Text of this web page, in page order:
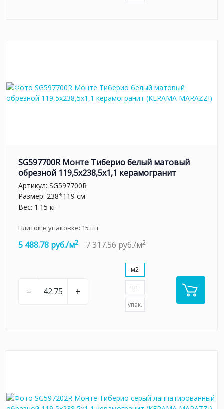
SG597700R Монте Тиберио белый матовый
обрезной 119,5x238,5x1,1 керамогранит
Артикул: SG597700R
Размер: 238*119 см
Вес: 1.15 кг
Плиток в упаковке: 15 шт
5 488.78 руб./м2 7 317.56 руб./м2
– +
м2
шт.
упак.